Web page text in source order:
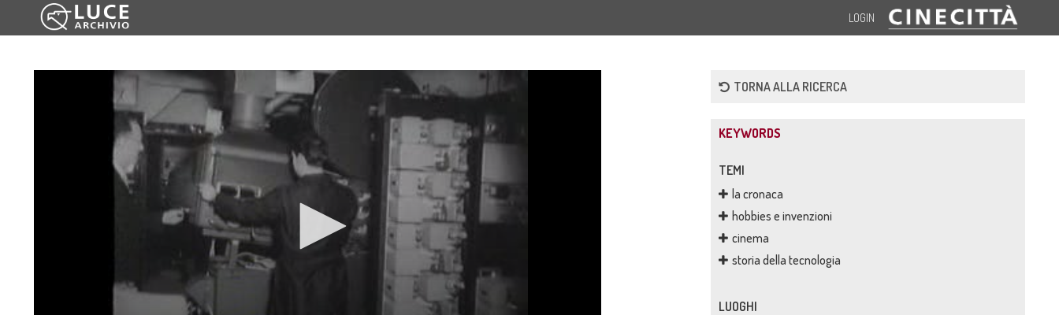
LOGIN
TORNA ALLA RICERCA
KEYWORDS
TEMI
la cronaca
hobbies e invenzioni
cinema
storia della tecnologia
LUOGHI